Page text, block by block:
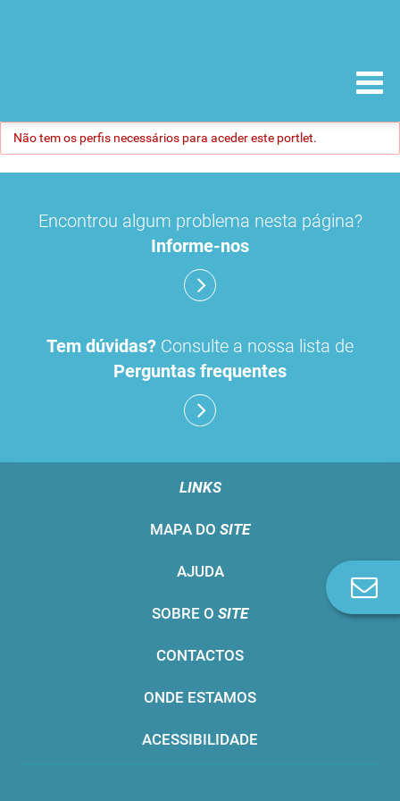
Não tem os perfis necessários para aceder este portlet.
Encontrou algum problema nesta página?
Informe-nos
Tem dúvidas? Consulte a nossa lista de
Perguntas frequentes
LINKS
MAPA DO SITE
AJUDA
SOBRE O SITE
CONTACTOS
ONDE ESTAMOS
ACESSIBILIDADE